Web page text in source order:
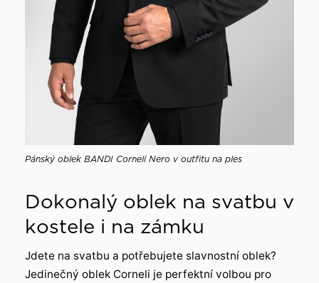
Pánský oblek BANDI Corneli Nero v outfitu na ples
Dokonalý oblek na svatbu v
kostele i na zámku
Jdete na svatbu a potřebujete slavnostní oblek?
Jedinečný oblek Corneli je perfektní volbou pro